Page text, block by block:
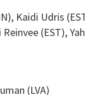
Kaidi Udris
(EST),
(LVA)